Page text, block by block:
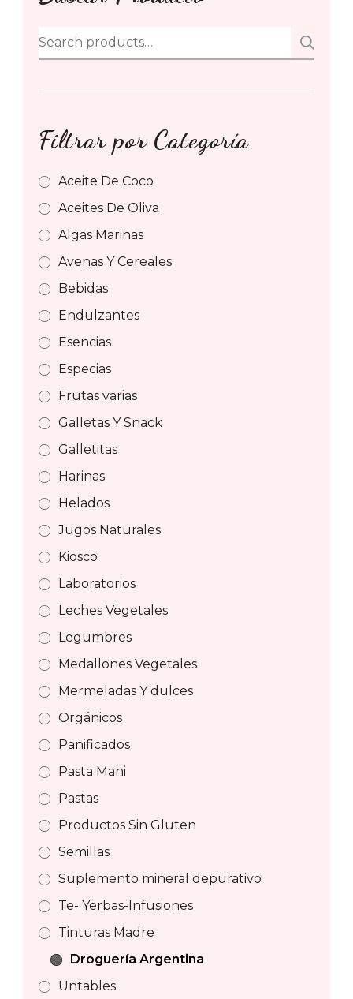
Search
for:
Filtrar por Categoría
Aceite De Coco
Aceites De Oliva
Algas Marinas
Avenas Y Cereales
Bebidas
Endulzantes
Esencias
Especias
Frutas varias
Galletas Y Snack
Galletitas
Harinas
Helados
Jugos Naturales
Kiosco
Laboratorios
Leches Vegetales
Legumbres
Medallones Vegetales
Mermeladas Y dulces
Orgánicos
Panificados
Pasta Mani
Pastas
Productos Sin Gluten
Semillas
Suplemento mineral depurativo
Te- Yerbas-Infusiones
Tinturas Madre
Droguería Argentina
Untables